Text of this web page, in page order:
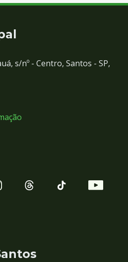
s/nº - Centro, Santos - SP,